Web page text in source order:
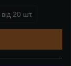
від 20 шт.